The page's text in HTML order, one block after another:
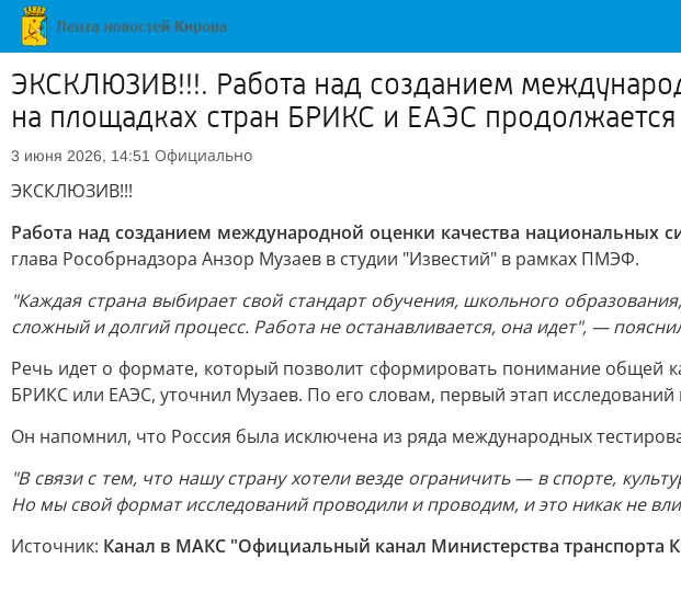
ЭКСКЛЮЗИВ!!!. Работа над созданием
на площадках стран БРИКС и ЕАЭС продолжается
3 июня 2026, 14:51 Официально
ЭКСКЛЮЗИВ!!!
Работа над созданием международной оценки качества национальных
глава Рособрнадзора Анзор Музаев в студии "Известий" в рамках ПМЭФ.
"Каждая страна выбирает свой стандарт обучения, школьного
сложный и долгий процесс. Работа не останавливается, она идет", —
Речь идет о формате, который позволит сформировать понимание
БРИКС или ЕАЭС, уточнил Музаев. По его словам, первый этап
Он напомнил, что Россия была исключена из ряда международных
"В связи с тем, что нашу страну хотели везде ограничить — в спорте,
Но мы свой формат исследований проводили и проводим, и это никак не
Источник: Канал в МАКС "Официальный канал Министерства транспорта